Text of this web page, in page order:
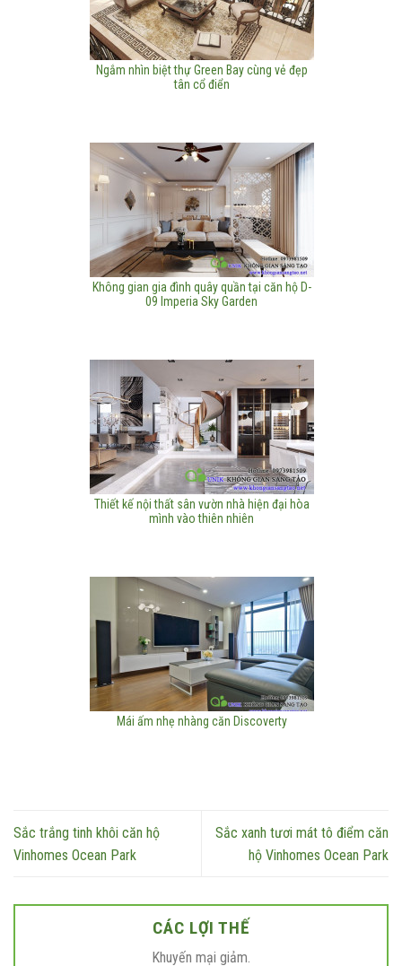
Ngắm nhìn biệt thự Green Bay cùng vẻ đẹp
tân cổ điển
Không gian gia đình quây quần tại căn hộ D-
09 Imperia Sky Garden
Thiết kế nội thất sân vườn nhà hiện đại hòa
mình vào thiên nhiên
Mái ấm nhẹ nhàng căn Discoverty
Sắc trắng tinh khôi căn hộ
Vinhomes Ocean Park
Sắc xanh tươi mát tô điểm căn
hộ Vinhomes Ocean Park
CÁC LỢI THẾ
Khuyến mại giảm.